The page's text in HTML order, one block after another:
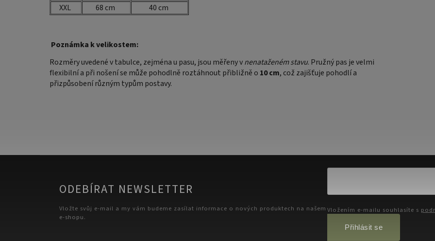
XXL
68 cm 40 cm
Poznámka k velikostem:
Rozměry uvedené v tabulce, zejména u pasu, jsou měřeny vnenataženém stavu. Pružný pas je velmi
flexibilní a při nošení se může pohodlně roztáhnout přibližně o 10 cm, což zajišťuje pohodlí a
přizpůsobení různým typům postavy.
ODEBÍRAT NEWSLETTER
Vložte svůj e-mail a my vám budeme zasílat informace o nových produktech na našem
e-shopu.
Vložením e-mailu souhlasíte s
Přihlásit se